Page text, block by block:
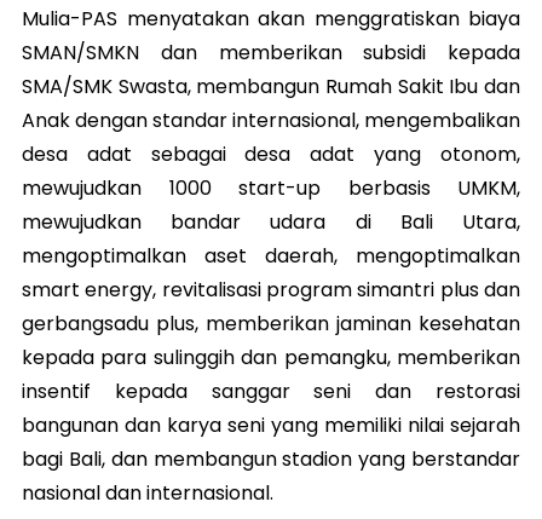
Mulia-PAS menyatakan akan menggratiskan biaya
SMAN/SMKN dan memberikan subsidi kepada
SMA/SMK Swasta, membangun Rumah Sakit Ibu dan
Anak dengan standar internasional, mengembalikan
desa adat sebagai desa adat yang otonom,
mewujudkan 1000 start-up berbasis UMKM,
mewujudkan bandar udara di Bali Utara,
mengoptimalkan aset daerah, mengoptimalkan
smart energy, revitalisasi program simantri plus dan
gerbangsadu plus, memberikan jaminan kesehatan
kepada para sulinggih dan pemangku, memberikan
insentif kepada sanggar seni dan restorasi
bangunan dan karya seni yang memiliki nilai sejarah
bagi Bali, dan membangun stadion yang berstandar
nasional dan internasional.